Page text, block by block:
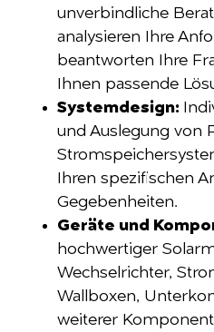
unverbindliche
analysieren Ihre
beantworten Ihre
Ihnen passende
Systemdesign:
und Auslegung von
Ihren spezifischen
Gegebenheiten.
Geräte und
hochwertiger
Wechselrichter,
Wallboxen,
weiterer